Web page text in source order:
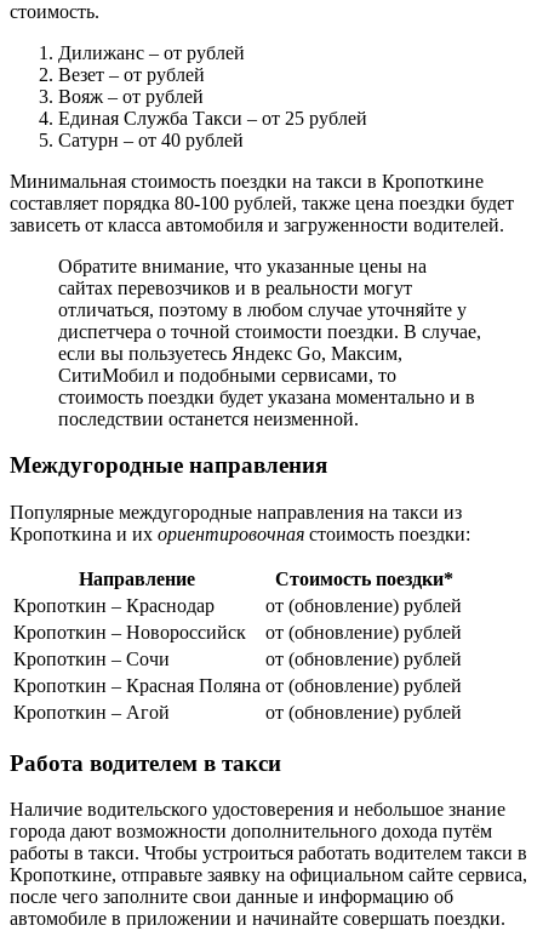
стоимость.
Дилижанс – от рублей
Везет – от рублей
Вояж – от рублей
Единая Служба Такси – от 25 рублей
Сатурн – от 40 рублей
Минимальная стоимость поездки на такси в Кропоткине
составляет порядка 80-100 рублей, также цена поездки будет
зависеть от класса автомобиля и загруженности водителей.
Обратите внимание, что указанные цены на
сайтах перевозчиков и в реальности могут
отличаться, поэтому в любом случае уточняйте у
диспетчера о точной стоимости поездки. В случае,
если вы пользуетесь Яндекс Go, Максим,
СитиМобил и подобными сервисами, то
стоимость поездки будет указана моментально и в
последствии останется неизменной.
Междугородные направления
Популярные междугородные направления на такси из
Кропоткина и их ориентировочная стоимость поездки:
Направление
Стоимость поездки*
Кропоткин – Краснодар
от (обновление) рублей
Кропоткин – Новороссийск
от (обновление) рублей
Кропоткин – Сочи
от (обновление) рублей
Кропоткин – Красная Поляна от (обновление) рублей
Кропоткин – Агой
от (обновление) рублей
Работа водителем в такси
Наличие водительского удостоверения и небольшое знание
города дают возможности дополнительного дохода путём
работы в такси. Чтобы устроиться работать водителем такси в
Кропоткине, отправьте заявку на официальном сайте сервиса,
после чего заполните свои данные и информацию об
автомобиле в приложении и начинайте совершать поездки.